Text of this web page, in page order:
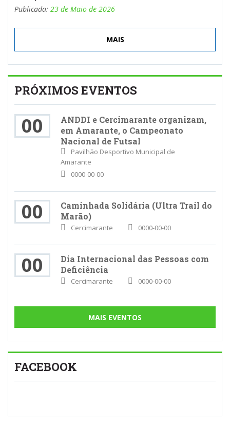
Publicada: 23 de Maio de 2026
MAIS
PRÓXIMOS EVENTOS
00
ANDDI e Cercimarante organizam,
em Amarante, o Campeonato
Nacional de Futsal
Pavilhão Desportivo Municipal de
Amarante
0000-00-00
00
Caminhada Solidária (Ultra Trail do
Marão)
Cercimarante 0000-00-00
00
Dia Internacional das Pessoas com
Deficiência
Cercimarante 0000-00-00
MAIS EVENTOS
FACEBOOK